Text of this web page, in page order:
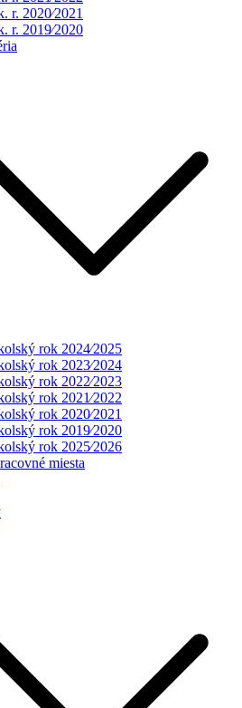
r. 2020⁄2021
r. 2019⁄2020
rok 2024⁄2025
rok 2023⁄2024
rok 2022⁄2023
rok 2021⁄2022
rok 2020⁄2021
rok 2019⁄2020
rok 2025⁄2026
miesta